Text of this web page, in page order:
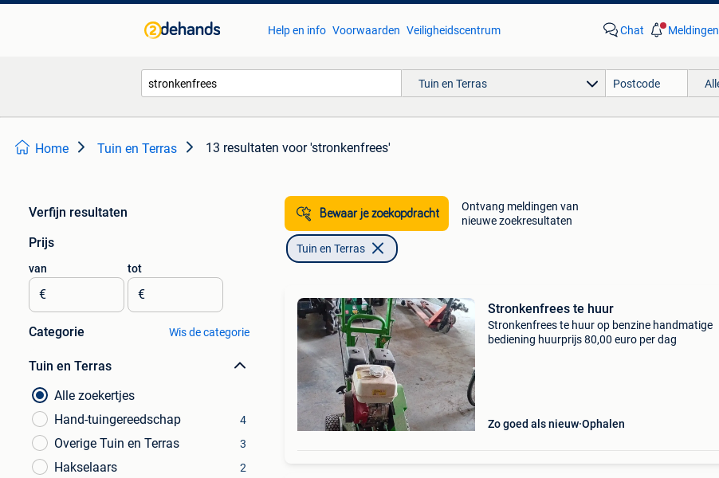
Help en info Voorwaarden Veiligheidscentrum Chat Meldingen
Tuin en Terras
Home Tuin en Terras 13 resultaten voor 'stronkenfrees'
Verfijn resultaten
Prijs
van
€
tot
€
Categorie Wis de categorie
Tuin en Terras
Alle zoekertjes
Hand-tuingereedschap
4
Overige Tuin en Terras 3
Hakselaars 2
Bewaar je zoekopdracht
Ontvang meldingen van
nieuwe zoekresultaten
Tuin en Terras
Stronkenfrees te huur
Stronkenfrees te huur op benzine handmatige
bediening huurprijs 80,00 euro per dag
Zo goed als nieuw Ophalen